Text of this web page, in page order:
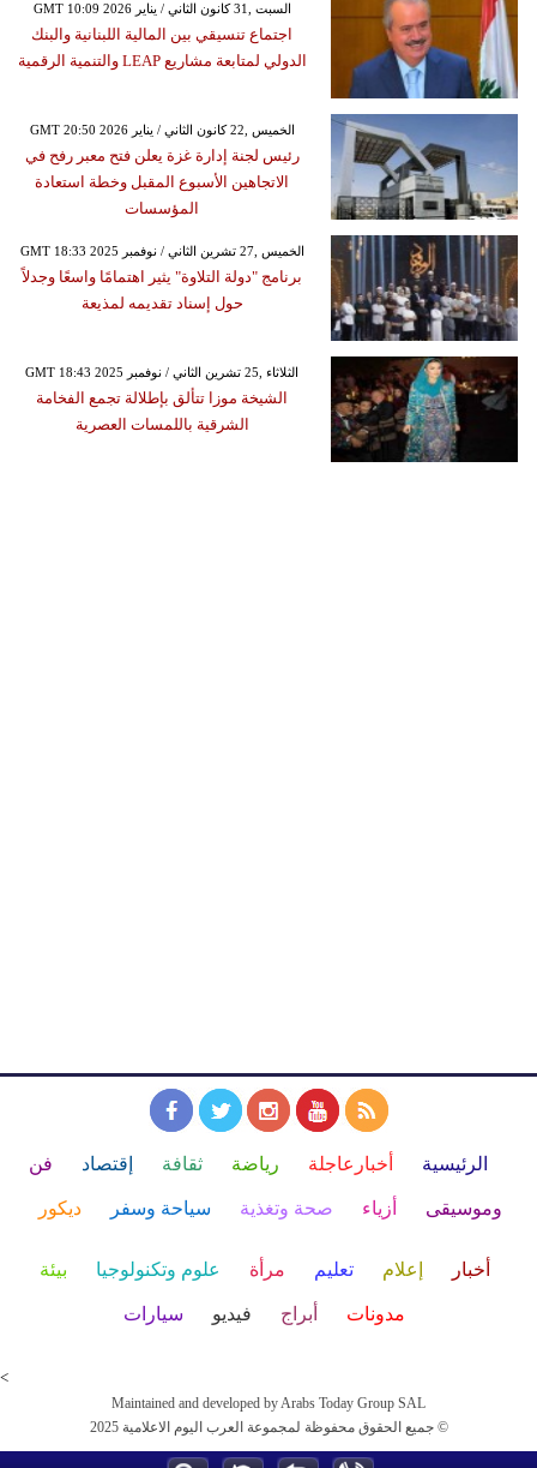
GMT 10:09 2026 السبت ,31 كانون الثاني / يناير
اجتماع تنسيقي بين المالية اللبنانية والبنك
الدولي لمتابعة مشاريع LEAP والتنمية الرقمية
GMT 20:50 2026 الخميس ,22 كانون الثاني / يناير
رئيس لجنة إدارة غزة يعلن فتح معبر رفح في
الاتجاهين الأسبوع المقبل وخطة استعادة
المؤسسات
GMT 18:33 2025 الخميس ,27 تشرين الثاني / نوفمبر
برنامج "دولة التلاوة" يثير اهتمامًا واسعًا وجدلاً
حول إسناد تقديمه لمذيعة
GMT 18:43 2025 الثلاثاء ,25 تشرين الثاني / نوفمبر
الشيخة موزا تتألق بإطلالة تجمع الفخامة
الشرقية باللمسات العصرية
الرئيسية أخبارعاجلة رياضة ثقافة إقتصاد فن
وموسيقى أزياء صحة وتغذية سياحة وسفر ديكور
أخبار إعلام تعليم مرأة علوم وتكنولوجيا بيئة
مدونات أبراج فيديو سيارات
<
Maintained and developed by Arabs Today Group SAL
جميع الحقوق محفوظة لمجموعة العرب اليوم الاعلامية 2025 ©